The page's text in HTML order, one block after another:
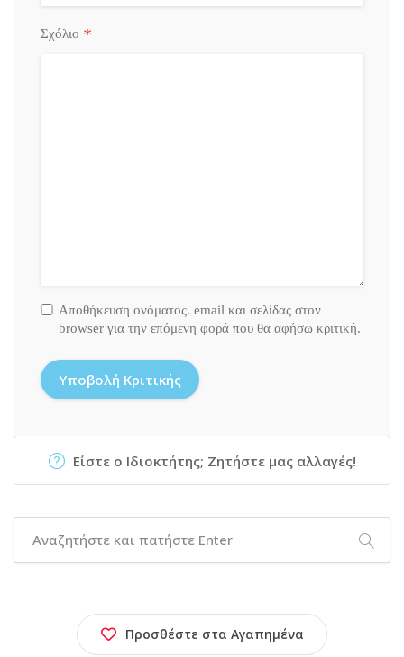
Σχόλιο *
Αποθήκευση ονόματος. email και σελίδας στον
browser για την επόμενη φορά που θα αφήσω κριτική.
Είστε ο Ιδιοκτήτης; Ζητήστε μας αλλαγές!
Προσθέστε στα Αγαπημένα